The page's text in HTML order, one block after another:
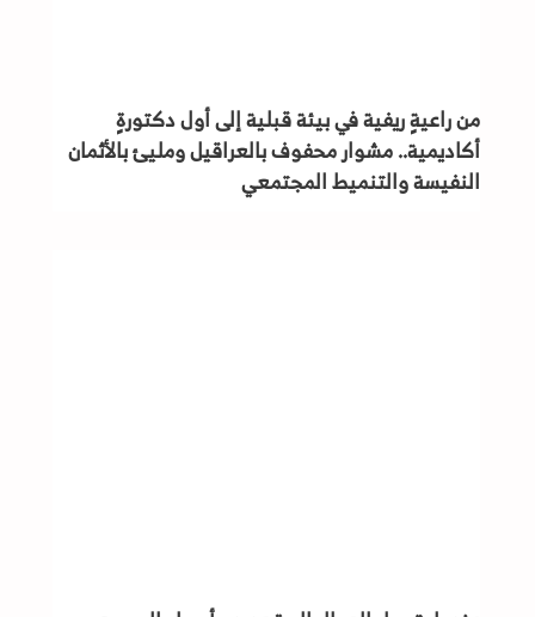
من راعيةٍ ريفية في بيئة قبلية إلى أول دكتورةٍ
أكاديمية.. مشوار محفوف بالعراقيل ومليئ بالأثمان
النفيسة والتنميط المجتمعي